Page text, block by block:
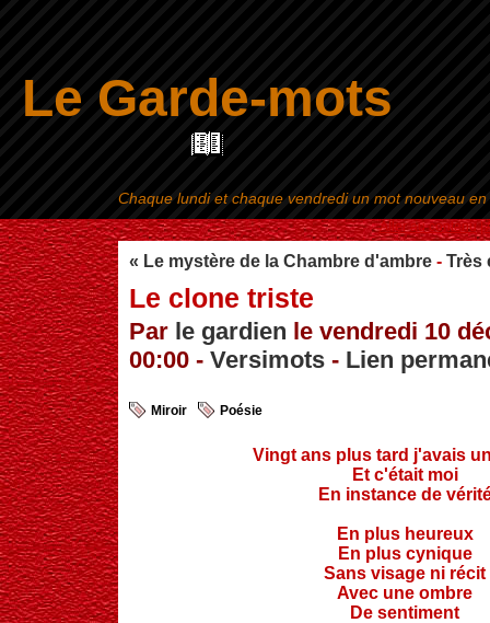
Le Garde-mots
Aller au contenu|
« Le mystère de la Chambre d'ambre - Très
Le clone triste
Par le gardien le vendredi 10
00:00 - Versimots - Lien
Miroir Poésie
Vingt ans plus tard j'avais
Et c'était moi
En instance de
En plus heureux
En plus cynique
Sans visage ni récit
Avec une ombre
De sentiment
Chaque lundi et chaque vendredi un mot nouveau